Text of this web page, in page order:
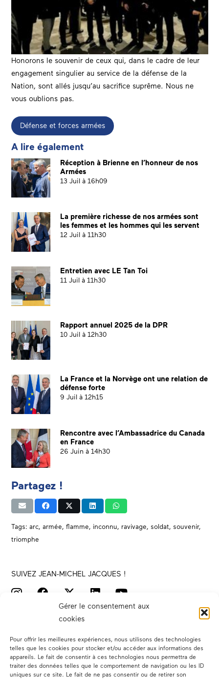
Gérer le consentement aux
cookies
Pour offrir les meilleures expériences, nous utilisons des technologies
telles que les cookies pour stocker et/ou accéder aux informations des
appareils. Le fait de consentir à ces technologies nous permettra de
traiter des données telles que le comportement de navigation ou les ID
uniques sur ce site. Le fait de ne pas consentir ou de retirer son
Honorons le souvenir de ceux qui, dans le cadre de leur
engagement singulier au service de la défense de la
Nation, sont allés jusqu’au sacrifice suprême. Nous ne
vous oublions pas.
Défense et forces armées
A lire également
Réception à Brienne en l’honneur de nos
Armées
13 Juil à 16h09
La première richesse de nos armées sont
les femmes et les hommes qui les servent
12 Juil à 11h30
Entretien avec LE Tan Toi
11 Juil à 11h30
Rapport annuel 2025 de la DPR
10 Juil à 12h30
La France et la Norvège ont une relation de
défense forte
9 Juil à 12h15
Rencontre avec l’Ambassadrice du Canada
en France
26 Juin à 14h30
Partagez !
Tags: arc, armée, flamme, inconnu, ravivage, soldat, souvenir,
triomphe
SUIVEZ JEAN-MICHEL JACQUES !
Votre député